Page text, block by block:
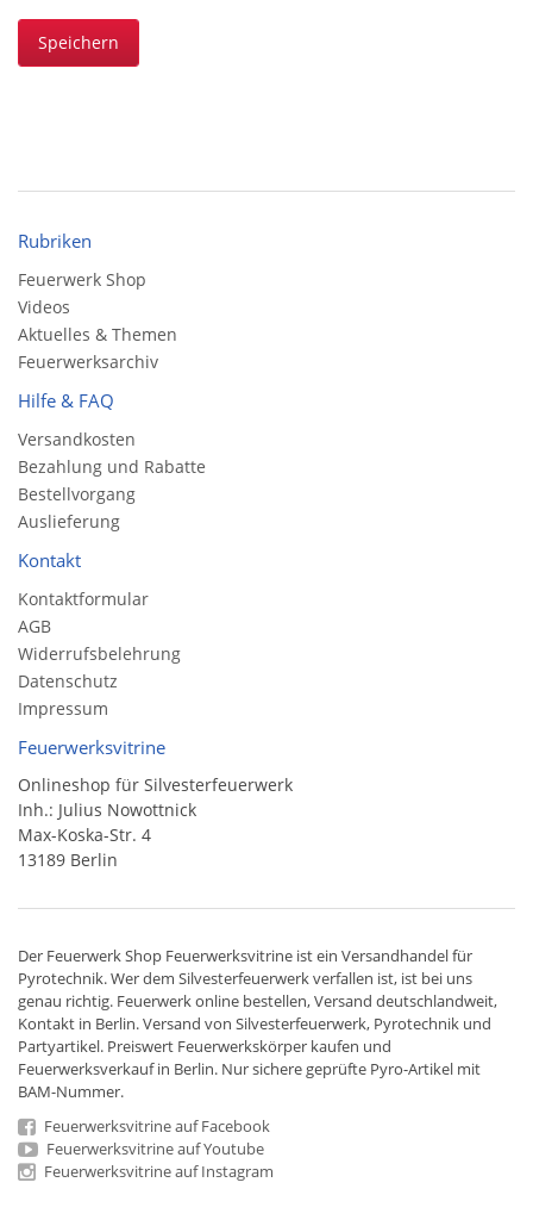
Speichern
Rubriken
Feuerwerk Shop
Videos
Aktuelles & Themen
Feuerwerksarchiv
Hilfe & FAQ
Versandkosten
Bezahlung und Rabatte
Bestellvorgang
Auslieferung
Kontakt
Kontaktformular
AGB
Widerrufsbelehrung
Datenschutz
Impressum
Feuerwerksvitrine
Onlineshop für Silvesterfeuerwerk
Inh.: Julius Nowottnick
Max-Koska-Str. 4
13189 Berlin
Der Feuerwerk Shop Feuerwerksvitrine ist ein Versandhandelfür
Pyrotechnik. Wer dem Silvesterfeuerwerk verfallen ist, ist bei uns
genau richtig. Feuerwerk online bestellen,Versand deutschlandweit,
Kontakt in Berlin. Versand von Silvesterfeuerwerk, Pyrotechnik und
Partyartikel. Preiswert Feuerwerkskörper kaufen und
Feuerwerksverkauf in Berlin. Nur sichere geprüfte Pyro-Artikel mit
BAM-Nummer.
Feuerwerksvitrine auf Facebook
Feuerwerksvitrine auf Youtube
Feuerwerksvitrine auf Instagram